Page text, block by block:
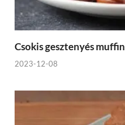
Csokis gesztenyés muffin
2023-12-08